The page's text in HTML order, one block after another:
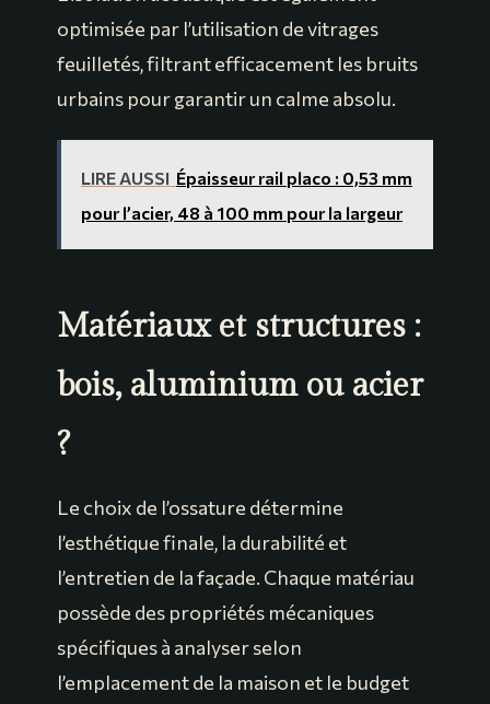
optimisée par l’utilisation de vitrages
feuilletés, filtrant efficacement les bruits
urbains pour garantir un calme absolu.
LIRE AUSSI Épaisseur rail placo : 0,53 mm
pour l’acier, 48 à 100 mm pour la largeur
Matériaux et structures :
bois, aluminium ou acier
?
Le choix de l’ossature détermine
l’esthétique finale, la durabilité et
l’entretien de la façade. Chaque matériau
possède des propriétés mécaniques
spécifiques à analyser selon
l’emplacement de la maison et le budget